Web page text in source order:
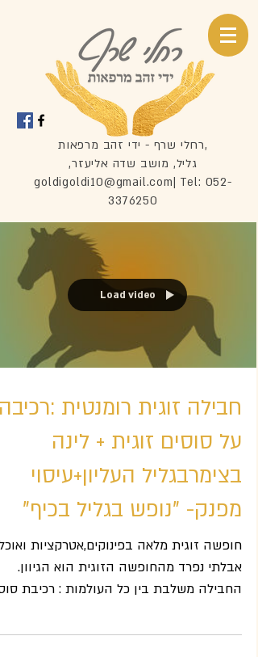
רחלי שרף - ידי זהב מרפאות,
,גליל, מושב שדה אליעזר
goldigoldi10@gmail.com| Tel: 052-
3376250
Load video
חבילה זוגית רומנטית
על סוסים זוגית + לינה
בצימרבגליל העליון+עיסוי
מפנק- "נופש בגליל בכיף"
חופשה זוגית מלאה בפינוקים,אטרקציות
אבלתי נפרד מהחופשה הזוגית הוא הגיוון.
החבילה משלבת בין כל העולמות : רכיבת